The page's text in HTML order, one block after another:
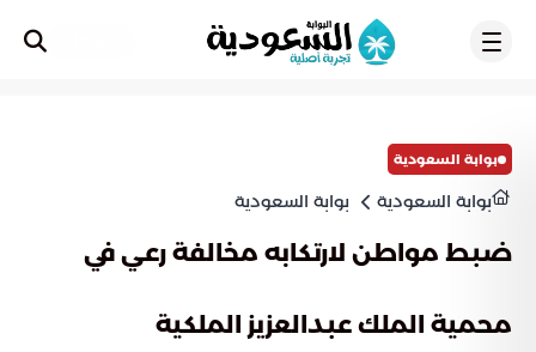
بوابة السعودية
بوابة السعودية بوابة السعودية
ضبط مواطن لارتكابه مخالفة رعي في
محمية الملك عبدالعزيز الملكية